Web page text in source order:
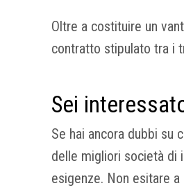
Oltre a costituire un
contratto stipulato tra i
Sei
Se hai ancora dubbi su
delle migliori società di
esigenze. Non esitare